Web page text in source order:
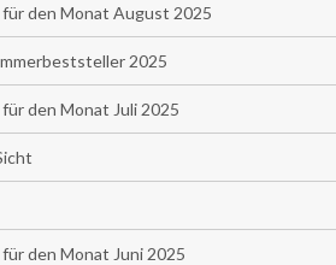
den Monat August 2025
2025
den Monat Juli 2025
den Monat Juni 2025